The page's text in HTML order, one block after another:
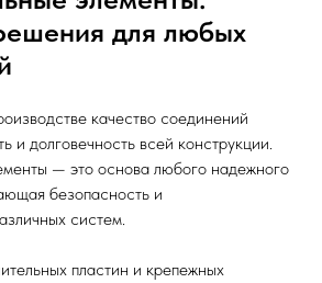
для любых
качество соединений
и долговечность всей конструкции.
— это основа любого надежного
безопасность и
систем.
пластин и крепежных